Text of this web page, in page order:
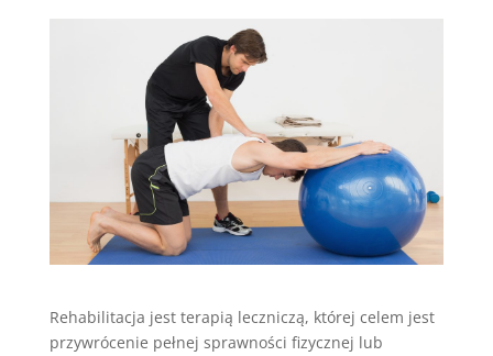
Rehabilitacja jest terapią leczniczą, której celem jest
przywrócenie pełnej sprawności fizycznej lub